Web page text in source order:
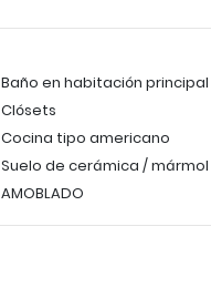
Baño en habitación principal
Clósets
Cocina tipo americano
Suelo de cerámica / mármol
AMOBLADO